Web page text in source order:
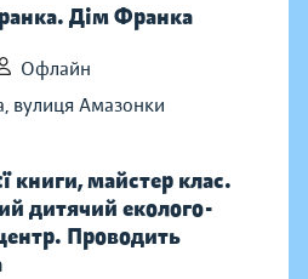
Дім Франка
Офлайн
вулиця Амазонки
книги, майстер клас.
дитячий еколого-
Проводить